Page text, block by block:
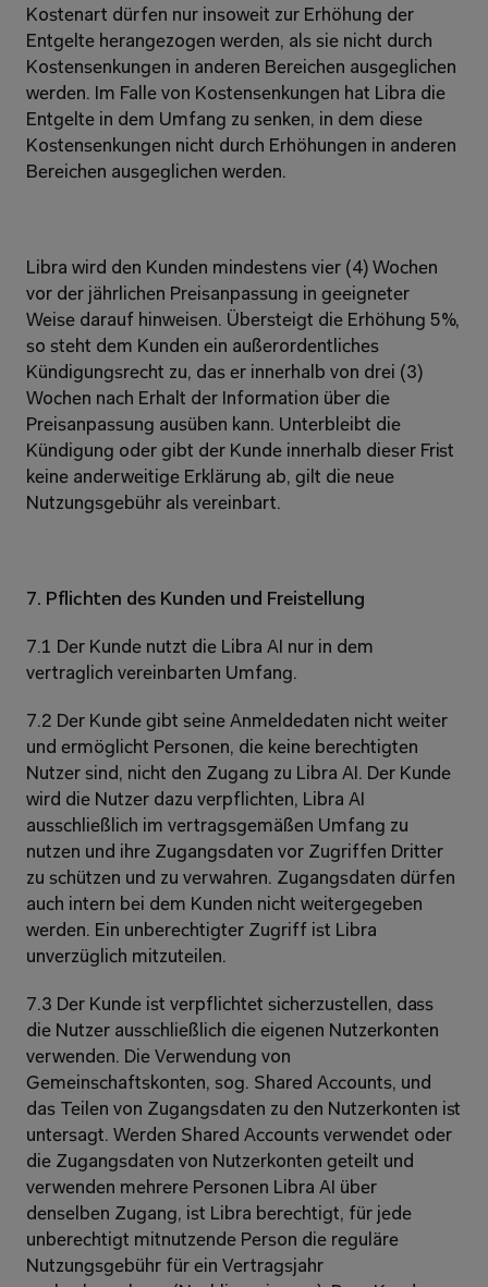
Kostenart dürfen nur insoweit zur Erhöhung der
Entgelte herangezogen werden, als sie nicht durch
Kostensenkungen in anderen Bereichen ausgeglichen
werden. Im Falle von Kostensenkungen hat Libra die
Entgelte in dem Umfang zu senken, in dem diese
Kostensenkungen nicht durch Erhöhungen in anderen
Bereichen ausgeglichen werden.
Libra wird den Kunden mindestens vier (4) Wochen
vor der jährlichen Preisanpassung in geeigneter
Weise darauf hinweisen. Übersteigt die Erhöhung 5%,
so steht dem Kunden ein außerordentliches
Kündigungsrecht zu, das er innerhalb von drei (3)
Wochen nach Erhalt der Information über die
Preisanpassung ausüben kann. Unterbleibt die
Kündigung oder gibt der Kunde innerhalb dieser Frist
keine anderweitige Erklärung ab, gilt die neue
Nutzungsgebühr als vereinbart.
7. Pflichten des Kunden und Freistellung
7.1 Der Kunde nutzt die Libra AI nur in dem
vertraglich vereinbarten Umfang.
7.2 Der Kunde gibt seine Anmeldedaten nicht weiter
und ermöglicht Personen, die keine berechtigten
Nutzer sind, nicht den Zugang zu Libra AI. Der Kunde
wird die Nutzer dazu verpflichten, Libra AI
ausschließlich im vertragsgemäßen Umfang zu
nutzen und ihre Zugangsdaten vor Zugriffen Dritter
zu schützen und zu verwahren. Zugangsdaten dürfen
auch intern bei dem Kunden nicht weitergegeben
werden. Ein unberechtigter Zugriff ist Libra
unverzüglich mitzuteilen.
7.3 Der Kunde ist verpflichtet sicherzustellen, dass
die Nutzer ausschließlich die eigenen Nutzerkonten
verwenden. Die Verwendung von
Gemeinschaftskonten, sog. Shared Accounts, und
das Teilen von Zugangsdaten zu den Nutzerkonten ist
untersagt. Werden Shared Accounts verwendet oder
die Zugangsdaten von Nutzerkonten geteilt und
verwenden mehrere Personen Libra AI über
denselben Zugang, ist Libra berechtigt, für jede
unberechtigt mitnutzende Person die reguläre
Nutzungsgebühr für ein Vertragsjahr